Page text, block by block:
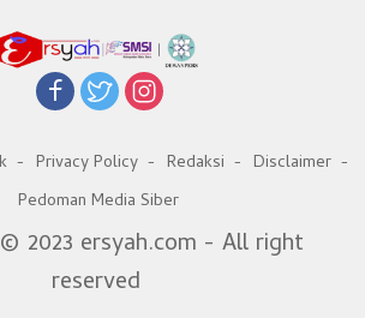
Privacy Policy Redaksi
Disclaimer
Pedoman Media Siber
2023 ersyah.com - All right
reserved